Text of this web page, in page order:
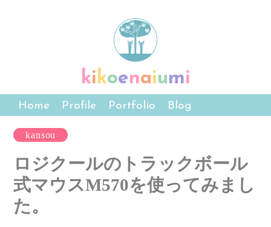
kikoenaiumi
Home Profile Portfolio Blog
kansou
ロジクールのトラックボール
式マウスM570を使ってみまし
た。